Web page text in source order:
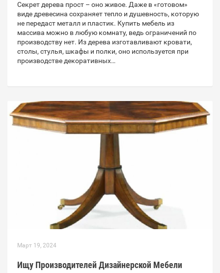
Секрет дерева прост – оно живое. Даже в «готовом»
виде древесина сохраняет тепло и душевность, которую
не передаст металл и пластик. Купить мебель из
массива можно в любую комнату, ведь ограничений по
производству нет. Из дерева изготавливают кровати,
столы, стулья, шкафы и полки, оно используется при
производстве декоративных…
Март 19, 2024
Ищу Производителей Дизайнерской Мебели